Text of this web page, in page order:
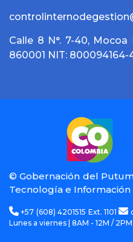
Calle 8 N°. 7-40,
860001 NIT: 800094164-
© Gobernación del
Tecnología e Información
+57 (608) 4201515 Ext. 1101
Lunes a viernes | 8AM - 12M /